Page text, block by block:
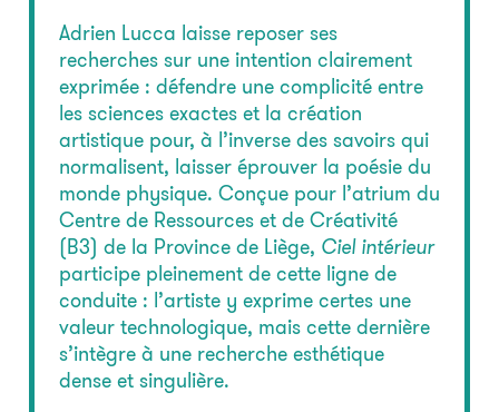
Adrien Lucca laisse reposer ses
recherches sur une intention clairement
exprimée : défendre une complicité entre
les sciences exactes et la création
artistique pour, à l’inverse des savoirs qui
normalisent, laisser éprouver la poésie du
monde physique. Conçue pour l’atrium du
Centre de Ressources et de Créativité
(B3) de la Province de Liège, Ciel intérieur
participe pleinement de cette ligne de
conduite : l’artiste y exprime certes une
valeur technologique, mais cette dernière
s’intègre à une recherche esthétique
dense et singulière.